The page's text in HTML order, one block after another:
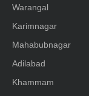
Warangal
Karimnagar
Mahabubnagar
Adilabad
Khammam